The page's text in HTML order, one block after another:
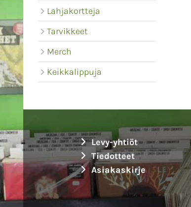
Lahjakortteja
Tarvikkeet
Merch
Keikkalippuja
Levy-yhtiöt
Tiedotteet
Asiakaskirje